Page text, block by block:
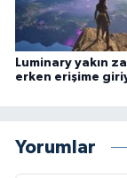
Luminary yakın
erken erişime
Yorumlar